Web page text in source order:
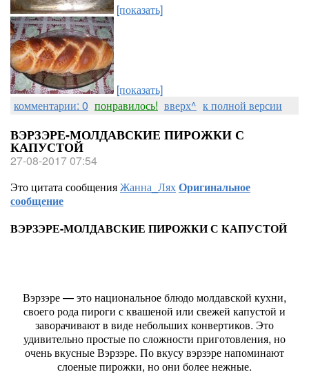
[показать]
[показать]
комментарии: 0 понравилось! вверх^ к полной версии
ВЭРЗЭРЕ-МОЛДАВСКИЕ ПИРОЖКИ С
КАПУСТОЙ
27-08-2017 07:54
Это цитата сообщенияЖанна_ЛяхОригинальное
сообщение
ВЭРЗЭРЕ-МОЛДАВСКИЕ ПИРОЖКИ С КАПУСТОЙ
Вэрзэре — это национальное блюдо молдавской кухни,
своего рода пироги с квашеной или свежей капустой и
заворачивают в виде небольших конвертиков. Это
удивительно простые по сложности приготовления, но
очень вкусные Вэрзэре. По вкусу вэрзэре напоминают
слоеные пирожки, но они более нежные.